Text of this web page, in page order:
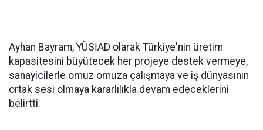
Ayhan Bayram, YÜSİAD olarak Türkiye'nin üretim
kapasitesini büyütecek her projeye destek vermeye,
sanayicilerle omuz omuza çalışmaya ve iş dünyasının
ortak sesi olmaya kararlılıkla devam edeceklerini
belirtti.